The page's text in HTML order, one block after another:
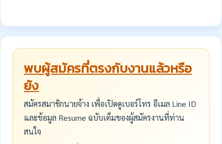
พบผู้สมัครที่ตรงกับงานแล้วหรือ
ยัง
สมัครสมาชิกนายจ้าง เพื่อเปิดดูเบอร์โทร อีเมล Line ID
และข้อมูล Resume ฉบับเต็มของผู้สมัครงานที่ท่าน
สนใจ